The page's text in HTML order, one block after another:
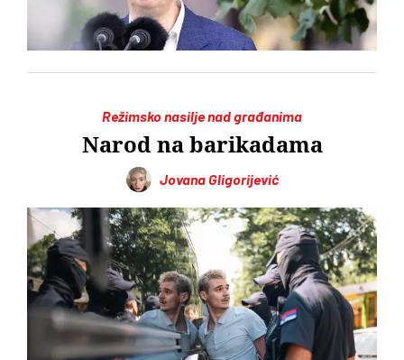
Režimsko nasilje nad građanima
Narod na barikadama
Jovana Gligorijević